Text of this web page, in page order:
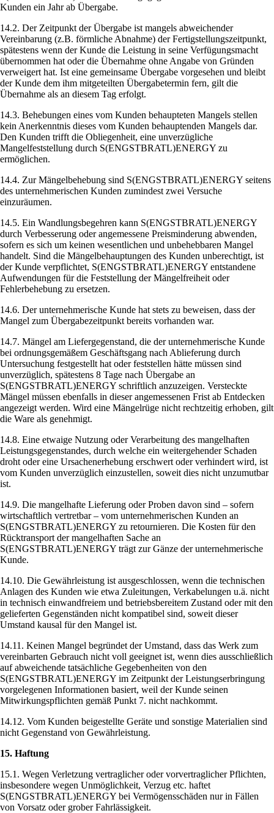
Kunden ein Jahr ab Übergabe.
14.2. Der Zeitpunkt der Übergabe ist mangels abweichender
Vereinbarung (z.B. förmliche Abnahme) der Fertigstellungszeitpunkt,
spätestens wenn der Kunde die Leistung in seine Verfügungsmacht
übernommen hat oder die Übernahme ohne Angabe von Gründen
verweigert hat. Ist eine gemeinsame Übergabe vorgesehen und bleibt
der Kunde dem ihm mitgeteilten Übergabetermin fern, gilt die
Übernahme als an diesem Tag erfolgt.
14.3. Behebungen eines vom Kunden behaupteten Mangels stellen
kein Anerkenntnis dieses vom Kunden behauptenden Mangels dar.
Den Kunden trifft die Obliegenheit, eine unverzügliche
Mangelfeststellung durch S(ENGSTBRATL)ENERGY zu
ermöglichen.
14.4. Zur Mängelbehebung sind S(ENGSTBRATL)ENERGY seitens
des unternehmerischen Kunden zumindest zwei Versuche
einzuräumen.
14.5. Ein Wandlungsbegehren kann S(ENGSTBRATL)ENERGY
durch Verbesserung oder angemessene Preisminderung abwenden,
sofern es sich um keinen wesentlichen und unbehebbaren Mangel
handelt. Sind die Mängelbehauptungen des Kunden unberechtigt, ist
der Kunde verpflichtet, S(ENGSTBRATL)ENERGY entstandene
Aufwendungen für die Feststellung der Mängelfreiheit oder
Fehlerbehebung zu ersetzen.
14.6. Der unternehmerische Kunde hat stets zu beweisen, dass der
Mangel zum Übergabezeitpunkt bereits vorhanden war.
14.7. Mängel am Liefergegenstand, die der unternehmerische Kunde
bei ordnungsgemäßem Geschäftsgang nach Ablieferung durch
Untersuchung festgestellt hat oder feststellen hätte müssen sind
unverzüglich, spätestens 8 Tage nach Übergabe an
S(ENGSTBRATL)ENERGY schriftlich anzuzeigen. Versteckte
Mängel müssen ebenfalls in dieser angemessenen Frist ab Entdecken
angezeigt werden. Wird eine Mängelrüge nicht rechtzeitig erhoben, gilt
die Ware als genehmigt.
14.8. Eine etwaige Nutzung oder Verarbeitung des mangelhaften
Leistungsgegenstandes, durch welche ein weitergehender Schaden
droht oder eine Ursachenerhebung erschwert oder verhindert wird, ist
vom Kunden unverzüglich einzustellen, soweit dies nicht unzumutbar
ist.
14.9. Die mangelhafte Lieferung oder Proben davon sind – sofern
wirtschaftlich vertretbar – vom unternehmerischen Kunden an
S(ENGSTBRATL)ENERGY zu retournieren. Die Kosten für den
Rücktransport der mangelhaften Sache an
S(ENGSTBRATL)ENERGY trägt zur Gänze der unternehmerische
Kunde.
14.10. Die Gewährleistung ist ausgeschlossen, wenn die technischen
Anlagen des Kunden wie etwa Zuleitungen, Verkabelungen u.ä. nicht
in technisch einwandfreiem und betriebsbereitem Zustand oder mit den
gelieferten Gegenständen nicht kompatibel sind, soweit dieser
Umstand kausal für den Mangel ist.
14.11. Keinen Mangel begründet der Umstand, dass das Werk zum
vereinbarten Gebrauch nicht voll geeignet ist, wenn dies ausschließlich
auf abweichende tatsächliche Gegebenheiten von den
S(ENGSTBRATL)ENERGY im Zeitpunkt der Leistungserbringung
vorgelegenen Informationen basiert, weil der Kunde seinen
Mitwirkungspflichten gemäß Punkt 7. nicht nachkommt.
14.12. Vom Kunden beigestellte Geräte und sonstige Materialien sind
nicht Gegenstand von Gewährleistung.
15. Haftung
15.1. Wegen Verletzung vertraglicher oder vorvertraglicher Pflichten,
insbesondere wegen Unmöglichkeit, Verzug etc. haftet
S(ENGSTBRATL)ENERGY bei Vermögensschäden nur in Fällen
von Vorsatz oder grober Fahrlässigkeit.